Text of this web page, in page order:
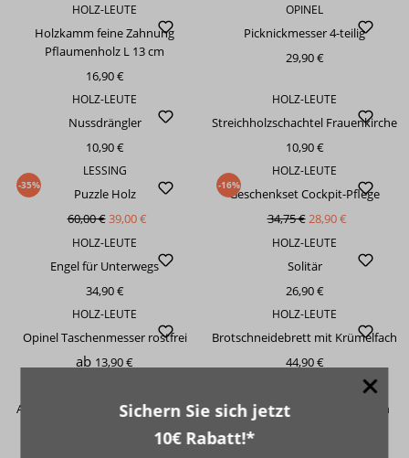
Sichern Sie sich jetzt
10€ Rabatt!*
HOLZ-LEUTE
Holzkamm feine Zahnung
Pflaumenholz L 13 cm
16,90 €
OPINEL
Picknickmesser 4-teilig
29,90 €
HOLZ-LEUTE
Nussdrängler
10,90 €
HOLZ-LEUTE
Streichholzschachtel Frauenkirche
10,90 €
-35%
LESSING
Puzzle Holz
60,00 €39,00 €
-16%
HOLZ-LEUTE
Geschenkset Cockpit-Pflege
34,75 €28,90 €
HOLZ-LEUTE
Engel für Unterwegs
34,90 €
HOLZ-LEUTE
Solitär
26,90 €
HOLZ-LEUTE
Opinel Taschenmesser rostfrei
ab 13,90 €
HOLZ-LEUTE
Brotschneidebrett mit Krümelfach
44,90 €
Aufbewahrungsdose Raucheiche
Miniatur Ruprecht mit Schlitten